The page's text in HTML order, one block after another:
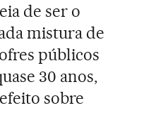
de ser o
mistura de
públicos
30 anos,
sobre